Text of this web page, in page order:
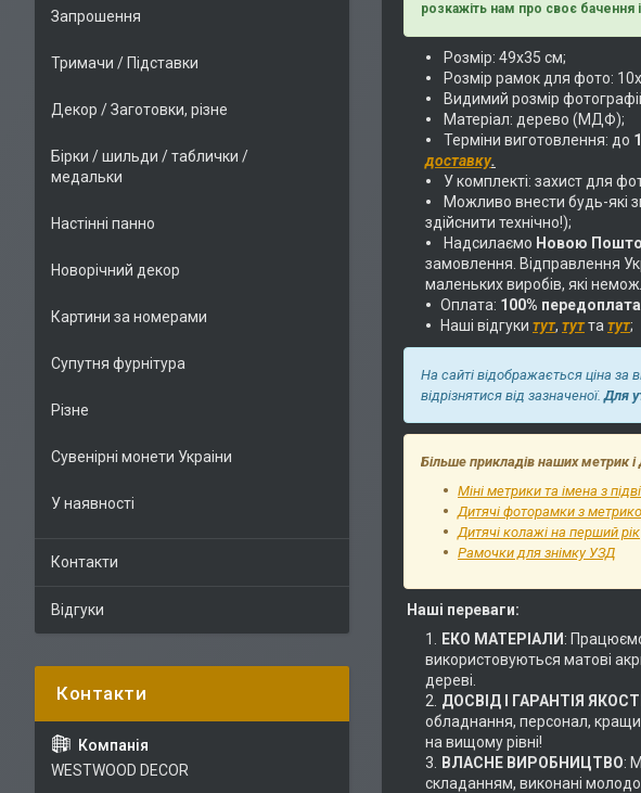
розкажіть нам про своє бачення
Розмір: 49х35 см;
Розмір рамок для фото:
Видимий розмір
Матеріал: дерево (МДФ);
Терміни виготовлення: до
доставку.
У комплекті: захист для
Можливо внести будь-які
здійснити технічно!);
Надсилаємо Новою
замовлення. Відправлення
маленьких виробів, які
Оплата: 100%
Наші відгуки тут, тутта тут;
На сайті відображається ціна за
відрізнятися від зазначеної.Для
Більше прикладів наших метрик
Міні метрики та імена з
Дитячі фоторамки з
Дитячі колажі на перший рік
Рамочки для знімку УЗД
Наші переваги:
ЕКО МАТЕРІАЛИ :
використовуються матові
дереві.
ДОСВІД І ГАРАНТІЯ ЯКОСТІ
обладнання, персонал,
на вищому рівні!
ВЛАСНЕ ВИРОБНИЦТВО:
складанням, виконані
Запрошення
Тримачи / Підставки
Декор / Заготовки, різне
Бірки / шильди / таблички /
медальки
Настінні панно
Новорічний декор
Картини за номерами
Супутня фурнітура
Різне
Сувенірні монети Украіни
У наявності
Контакти
Відгуки
WESTWOOD DECOR